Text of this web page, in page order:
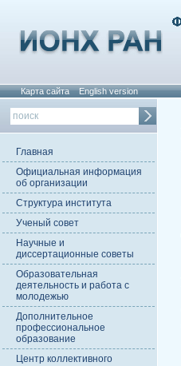
Карта сайта English version
Главная
Официальная информация
об организации
Структура института
Ученый совет
Научные и
диссертационные советы
Образовательная
деятельность и работа с
молодежью
Дополнительное
профессиональное
образование
Центр коллективного